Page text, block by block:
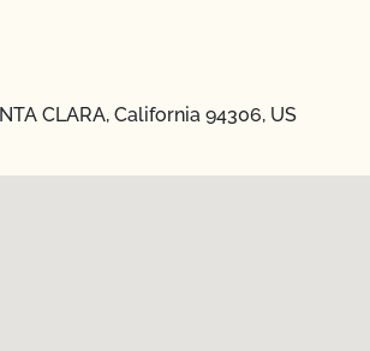
CLARA, California 94306, US